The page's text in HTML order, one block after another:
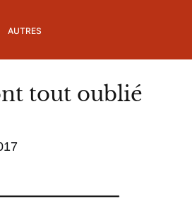
AUTRES
tout oublié